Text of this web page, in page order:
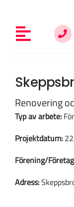
innehållet
Toggle
Vem är du?
Kunskap &
Om oss
Renovering
Typ av arbete:
Projektdatum:
Förening/
Adress: